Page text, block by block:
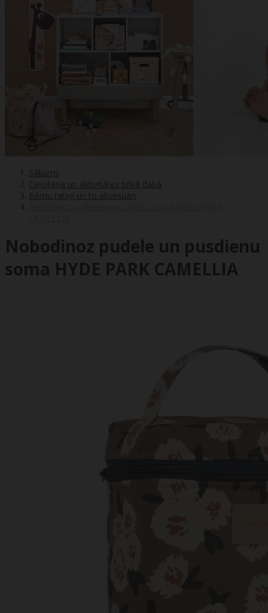
Sākums
Ceļošana un aktivitātes brīvā dabā
Bērnu ratiņi un to aksesuāri
Nobodinoz pudele un pusdienu
soma HYDE PARK CAMELLIA